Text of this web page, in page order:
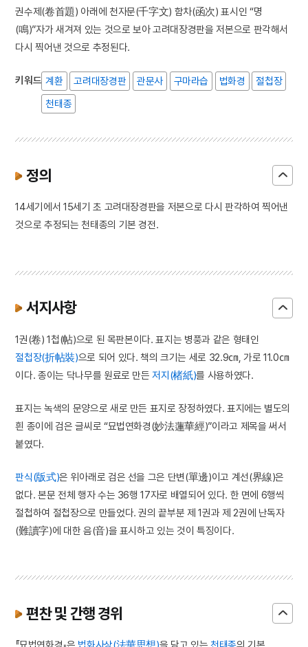
권수제(卷首題) 아래에 천자문(千字文) 함차(函次) 표시인 “명
(鳴)”자가 새겨져 있는 것으로 보아 고려대장경판을 저본으로 판각해서
다시 찍어낸 것으로 추정된다.
키워드 계환 고려대장경판 관문사 구마라습 법화경
절첩장
천태종
정의
14세기에서 15세기 초 고려대장경판을 저본으로 다시 판각하여 찍어낸
것으로 추정되는 천태종의 기본 경전.
서지사항
1권(卷) 1첩(帖)으로 된 목판본이다. 표지는 병풍과 같은 형태인
절첩장(折帖裝)으로 되어 있다. 책의 크기는 세로 32.9㎝, 가로 11.0㎝
이다. 종이는 닥나무를 원료로 만든저지(楮紙)를 사용하였다.
표지는 녹색의 문양으로 새로 만든 표지로 장정하였다. 표지에는 별도의
흰 종이에 검은 글씨로 “묘법연화경(妙法蓮華經)”이라고 제목을 써서
붙였다.
판식(版式)은 위아래로 검은 선을 그은 단변(單邊)이고 계선(界線)은
없다. 본문 전체 행자 수는 36행 17자로 배열되어 있다. 한 면에 6행씩
절첩하여 절첩장으로 만들었다. 권의 끝부분 제 1권과 제 2권에 난독자
(難讀字)에 대한 음(音)을 표시하고 있는 것이 특징이다.
편찬 및 간행 경위